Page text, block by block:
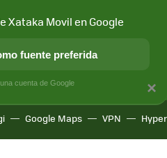
APLICACIONES
Google Maps VPN
×
Xataka Movil en Google
fuente preferida
cuenta de Google